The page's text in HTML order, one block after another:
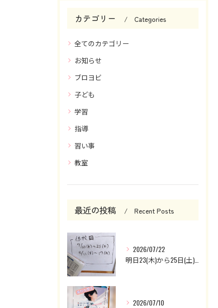
カテゴリー Categories
全てのカテゴリー
お知らせ
ブロヨビ
子ども
学習
指導
習い事
教室
最近の投稿 Recent Posts
2026/07/22
2026/07/10